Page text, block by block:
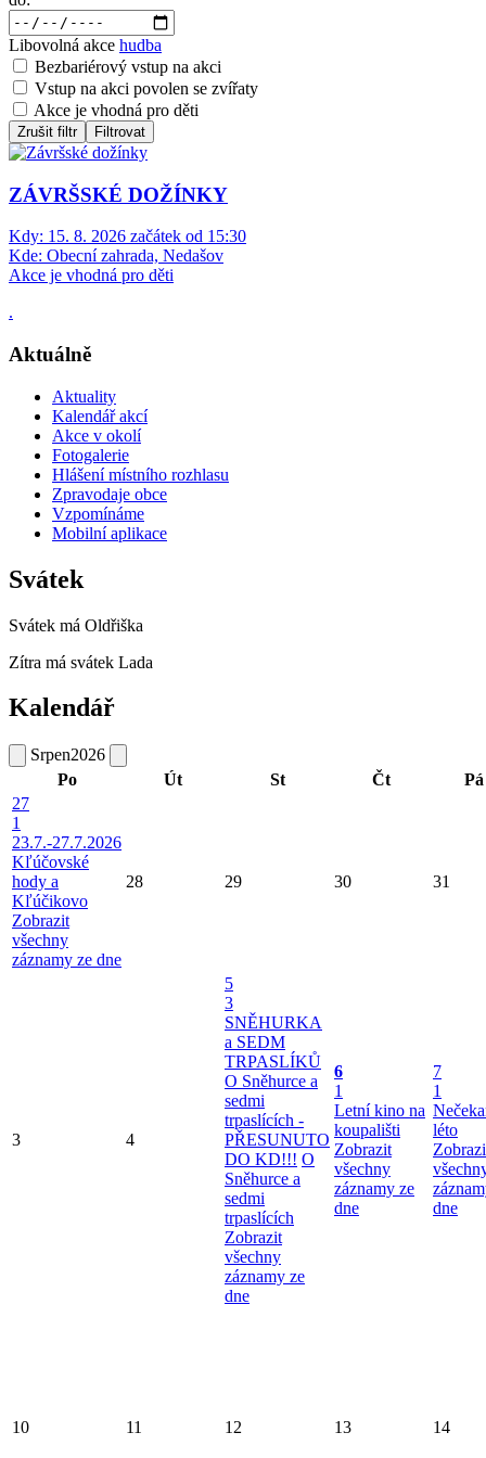
Libovolná akce hudba
Bezbariérový vstup na akci
Vstup na akci povolen se zvířaty
Akce je vhodná pro děti
Zrušit filtr Filtrovat
ZÁVRŠSKÉ DOŽÍNKY
Kdy: 15. 8. 2026 začátek od 15:30
Kde: Obecní zahrada, Nedašov
Akce je vhodná pro děti
.
Aktuálně
Aktuality
Kalendář akcí
Akce v okolí
Fotogalerie
Hlášení místního rozhlasu
Zpravodaje obce
Vzpomínáme
Mobilní aplikace
Svátek
Svátek má Oldřiška
Zítra má svátek Lada
Kalendář
Srpen2026
Po
Út St Čt
Pá
27
1
23.7.-27.7.2026
Kľúčovské
hody a
Kľúčikovo
Zobrazit
všechny
záznamy ze dne
28 29 30 31
3 4
5
3
SNĚHURKA
a SEDM
TRPASLÍKŮ
O Sněhurce a
sedmi
trpaslících -
PŘESUNUTO
DO KD!!! O
Sněhurce a
sedmi
trpaslících
Zobrazit
všechny
záznamy ze
dne
6
1
Letní kino na
koupališti
Zobrazit
všechny
záznamy ze
dne
7
1
léto
dne
10 11 12 13 14